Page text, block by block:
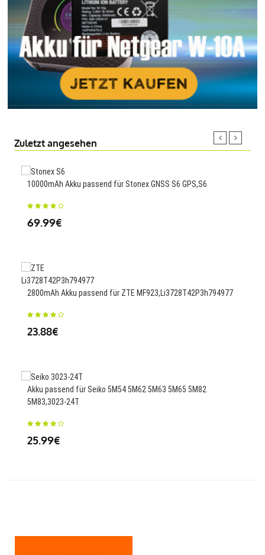
Zuletzt angesehen
10000mAh Akku passend für Stonex GNSS S6 GPS,S6
69.99€
2800mAh Akku passend für ZTE MF923,Li3728T42P3h794977
23.88€
Akku passend für Seiko 5M54 5M62 5M63 5M65 5M82
5M83,3023-24T
25.99€